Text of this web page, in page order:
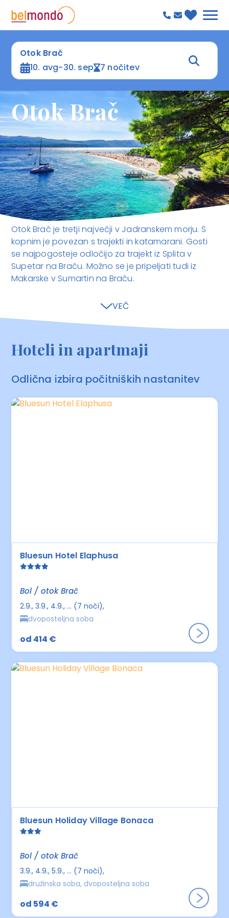
Otok Brač
10. avg-30. sep
7 nočitev
Otok Brač
Otok Brač je tretji največji v Jadranskem morju. S
kopnim je povezan s trajekti in katamarani. Gosti
se najpogosteje odločijo za trajekt iz Splita v
Supetar na Braču. Možno se je pripeljati tudi iz
Makarske v Sumartin na Braču.
VEČ
Hoteli in apartmaji
Odlična izbira počitniških nastanitev
Bluesun Hotel Elaphusa
Bol / otok Brač
2.9., 3.9., 4.9., ... (7 noči)
dvoposteljna soba
od 414 €
Bluesun Holiday Village Bonaca
Bol / otok Brač
3.9., 4.9., 5.9., ... (7 noči)
družinska soba, dvoposteljna soba
od 594 €